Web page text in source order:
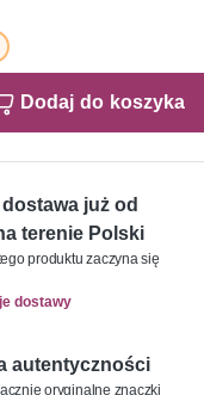
Dodaj do koszyka
już od
terenie Polski
produktu zaczyna się
dostawy
autentyczności
oryginalne znaczki